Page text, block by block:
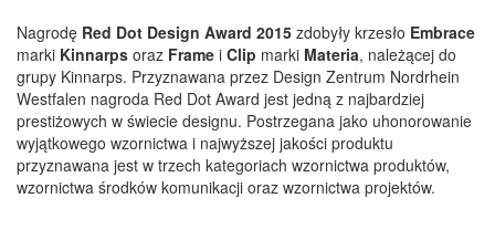
Nagrodę Red Dot Design Award 2015 zdobyły krzesło Embrace
marki Kinnarps oraz Frame i Clip marki Materia, należącej do
grupy Kinnarps. Przyznawana przez Design Zentrum Nordrhein
Westfalen nagroda Red Dot Award jest jedną z najbardziej
prestiżowych w świecie designu. Postrzegana jako uhonorowanie
wyjątkowego wzornictwa i najwyższej jakości produktu
przyznawana jest w trzech kategoriach wzornictwa produktów,
wzornictwa środków komunikacji oraz wzornictwa projektów.